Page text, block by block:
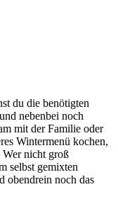
du die benötigten
nebenbei noch
mit der Familie oder
Wintermenü kochen,
Wer nicht groß
selbst gemixten
obendrein noch das